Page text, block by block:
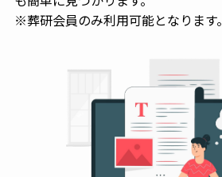
※葬研会員のみ利用可能となります。